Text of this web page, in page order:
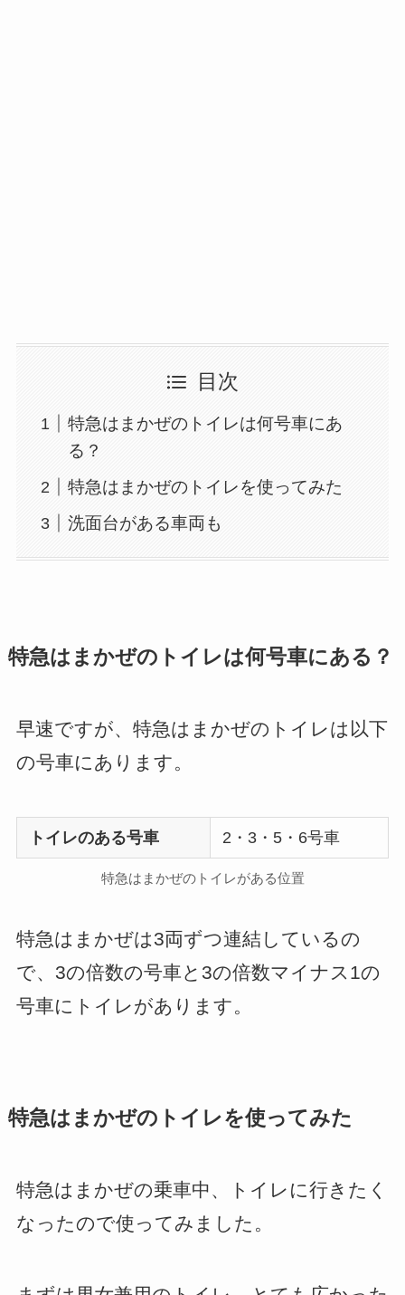
目次
特急はまかぜのトイレは何号車にあ
る？
特急はまかぜのトイレを使ってみた
洗面台がある車両も
特急はまかぜのトイレは何号車にある？
早速ですが、特急はまかぜのトイレは以下
の号車にあります。
トイレのある号車 2・3・5・6号車
特急はまかぜのトイレがある位置
特急はまかぜは3両ずつ連結しているの
で、3の倍数の号車と3の倍数マイナス1の
号車にトイレがあります。
特急はまかぜのトイレを使ってみた
特急はまかぜの乗車中、トイレに行きたく
なったので使ってみました。